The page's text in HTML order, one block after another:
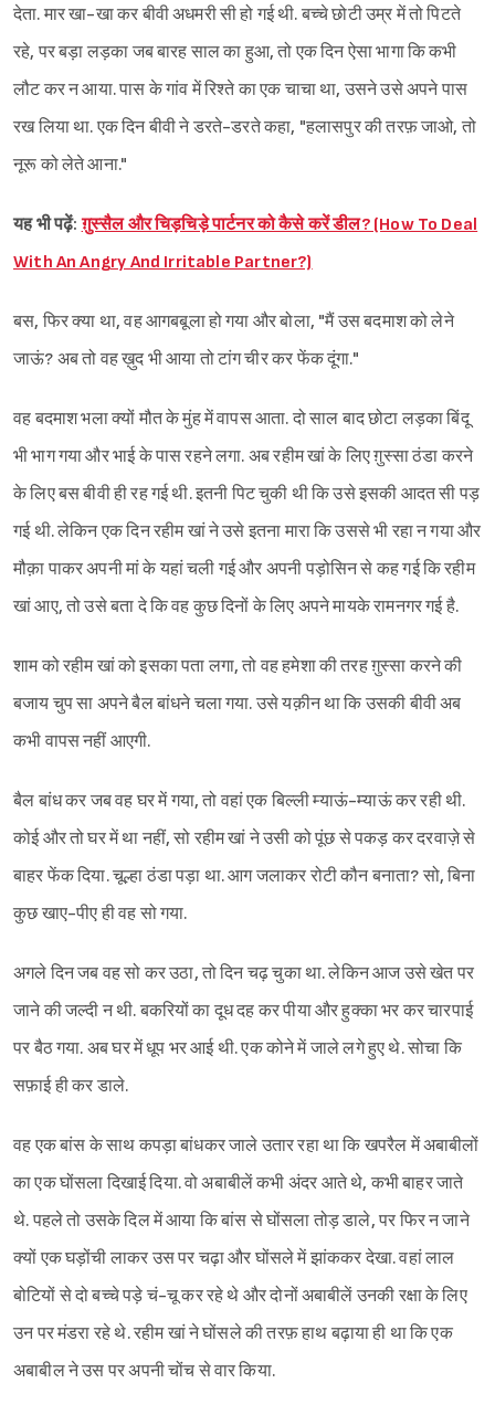
देता. मार खा-खा कर बीवी अधमरी सी हो गई थी. बच्चे छोटी उम्र में तो पिटते
रहे, पर बड़ा लड़का जब बारह साल का हुआ, तो एक दिन ऐसा भागा कि कभी
लौट कर न आया. पास के गांव में रिश्ते का एक चाचा था, उसने उसे अपने पास
रख लिया था. एक दिन बीवी ने डरते-डरते कहा, "हलासपुर की तरफ़ जाओ, तो
नूरू को लेते आना."
यह भी पढ़ें:ग़ुस्सैल और चिड़चिड़े पार्टनर को कैसे करें डील? (How To Deal
With An Angry And Irritable Partner?)
बस, फिर क्या था, वह आगबबूला हो गया और बोला, "मैं उस बदमाश को लेने
जाऊं? अब तो वह ख़ुद भी आया तो टांग चीर कर फेंक दूंगा."
वह बदमाश भला क्यों मौत के मुंह में वापस आता. दो साल बाद छोटा लड़का बिंदू
भी भाग गया और भाई के पास रहने लगा. अब रहीम खां के लिए ग़ुस्सा ठंडा करने
के लिए बस बीवी ही रह गई थी. इतनी पिट चुकी थी कि उसे इसकी आदत सी पड़
गई थी. लेकिन एक दिन रहीम खां ने उसे इतना मारा कि उससे भी रहा न गया और
मौक़ा पाकर अपनी मां के यहां चली गई और अपनी पड़ोसिन से कह गई कि रहीम
खां आए, तो उसे बता दे कि वह कुछ दिनों के लिए अपने मायके रामनगर गई है.
शाम को रहीम खां को इसका पता लगा, तो वह हमेशा की तरह ग़ुस्सा करने की
बजाय चुप सा अपने बैल बांधने चला गया. उसे यक़ीन था कि उसकी बीवी अब
कभी वापस नहीं आएगी.
बैल बांध कर जब वह घर में गया, तो वहां एक बिल्ली म्याऊं-म्याऊं कर रही थी.
कोई और तो घर में था नहीं, सो रहीम खां ने उसी को पूंछ से पकड़ कर दरवाज़े से
बाहर फेंक दिया. चूल्हा ठंडा पड़ा था. आग जलाकर रोटी कौन बनाता? सो, बिना
कुछ खाए-पीए ही वह सो गया.
अगले दिन जब वह सो कर उठा, तो दिन चढ़ चुका था. लेकिन आज उसे खेत पर
जाने की जल्दी न थी. बकरियों का दूध दह कर पीया और हुक्का भर कर चारपाई
पर बैठ गया. अब घर में धूप भर आई थी. एक कोने में जाले लगे हुए थे. सोचा कि
सफ़ाई ही कर डाले.
वह एक बांस के साथ कपड़ा बांधकर जाले उतार रहा था कि खपरैल में अबाबीलों
का एक घोंसला दिखाई दिया. वो अबाबीलें कभी अंदर आते थे, कभी बाहर जाते
थे. पहले तो उसके दिल में आया कि बांस से घोंसला तोड़ डाले, पर फिर न जाने
क्यों एक घड़ोंची लाकर उस पर चढ़ा और घोंसले में झांककर देखा. वहां लाल
बोटियों से दो बच्चे पड़े चं-चू कर रहे थे और दोनों अबाबीलें उनकी रक्षा के लिए
उन पर मंडरा रहे थे. रहीम खां ने घोंसले की तरफ़ हाथ बढ़ाया ही था कि एक
अबाबील ने उस पर अपनी चोंच से वार किया.